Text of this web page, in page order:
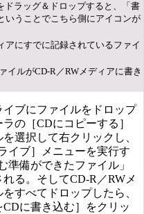
ドラッグ＆ドロップすると、「書
いうことでこちら側にアイコンが
アにすでに記録されているファイ
イルがCD-R／RWメディアに書き
ブにファイルをドロップ
の［CDにコピーする］
選択して右クリックし、
イブ］メニューを実行す
準備ができたファイル」
る。そしてCD-R／RWメ
すべてドロップしたら、
に書き込む］をクリッ